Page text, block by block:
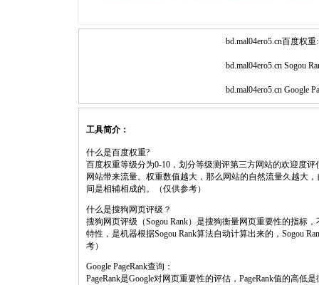
bd.mal04ero5.cn百度权重:
bd.mal04ero5.cn Sogou
bd.mal04ero5.cn Google
工具简介：
什么是百度权重?
百度权重等级分为0-10，划分等级测评第三方网站的欢迎度
网站带来流量。权重数值越大，那么网站的自然流量久越大
间是相辅相成的。（仅供参考）
什么是搜狗网页评级？
搜狗网页评级（Sogou Rank）是搜狗衡量网页重要性的指标
特性，是机器根据Sogou Rank算法自动计算出来的，Sogou
考）
Google PageRank查询：
PageRank是Google对网页重要性的评估，PageRank值的高